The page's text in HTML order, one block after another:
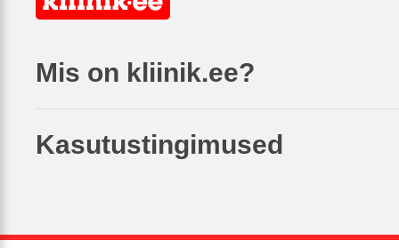
Mis on kliinik.ee?
Kasutustingimused